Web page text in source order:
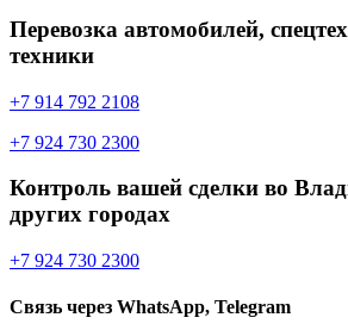
Перевозка автомобилей,
техники
+7 914 792 2108
+7 924 730 2300
Контроль вашей сделки во
других городах
+7 924 730 2300
Связь через WhatsApp, Telegram